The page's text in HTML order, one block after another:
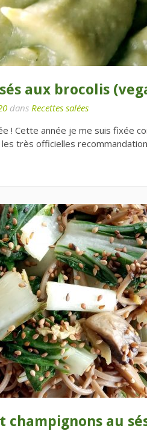
aux brocolis
dans Recettes salées
! Cette année je me suis fixée
très officielles
champignons au